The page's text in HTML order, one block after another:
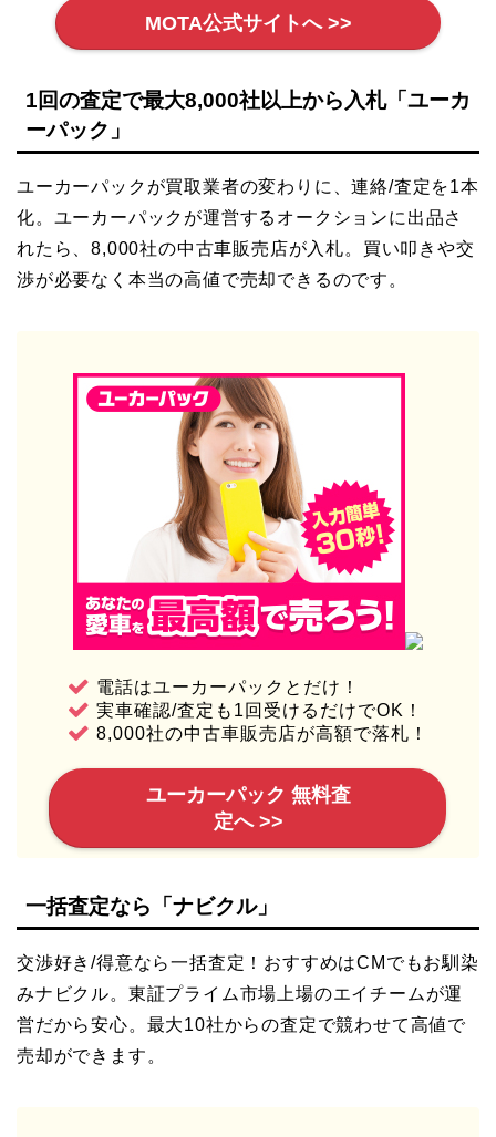
MOTA公式サイトへ >>
1回の査定で最大8,000社以上から入札「ユーカ
ーパック」
ユーカーパックが買取業者の変わりに、連絡/査定を1本
化。ユーカーパックが運営するオークションに出品さ
れたら、8,000社の中古車販売店が入札。買い叩きや交
渉が必要なく本当の高値で売却できるのです。
電話はユーカーパックとだけ！
実車確認/査定も1回受けるだけでOK！
8,000社の中古車販売店が高額で落札！
ユーカーパック 無料査
定へ >>
一括査定なら「ナビクル」
交渉好き/得意なら一括査定！おすすめはCMでもお馴染
みナビクル。東証プライム市場上場のエイチームが運
営だから安心。最大10社からの査定で競わせて高値で
売却ができます。